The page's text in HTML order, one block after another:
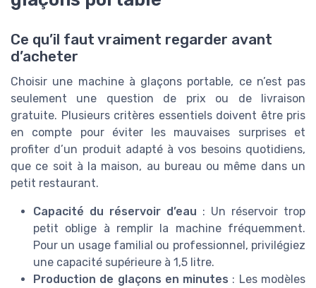
Ce qu’il faut vraiment regarder avant
d’acheter
Choisir une machine à glaçons portable, ce n’est pas
seulement une question de prix ou de livraison
gratuite. Plusieurs critères essentiels doivent être pris
en compte pour éviter les mauvaises surprises et
profiter d’un produit adapté à vos besoins quotidiens,
que ce soit à la maison, au bureau ou même dans un
petit restaurant.
Capacité du réservoir d’eau : Un réservoir trop
petit oblige à remplir la machine fréquemment.
Pour un usage familial ou professionnel, privilégiez
une capacité supérieure à 1,5 litre.
Production de glaçons en minutes : Les modèles